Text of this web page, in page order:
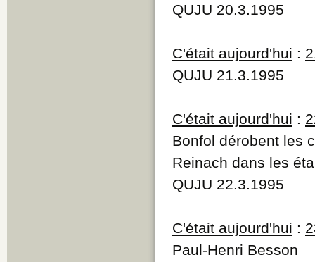
QUJU 20.3.1995
C'était aujourd'hui :
QUJU 21.3.1995
C'était aujourd'hui :
Bonfol dérobent les
Reinach dans les
QUJU 22.3.1995
C'était aujourd'hui :
Paul-Henri Besson